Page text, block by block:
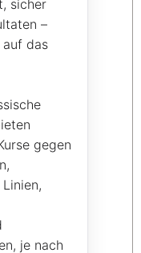
sicher
–
auf das
gegen
je nach